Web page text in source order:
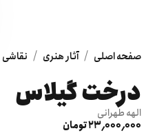
صفحه اصلی / آثار هنری / نقاشی
درخت گیلاس
الهه طهرانی
23٬000٬000 تومان